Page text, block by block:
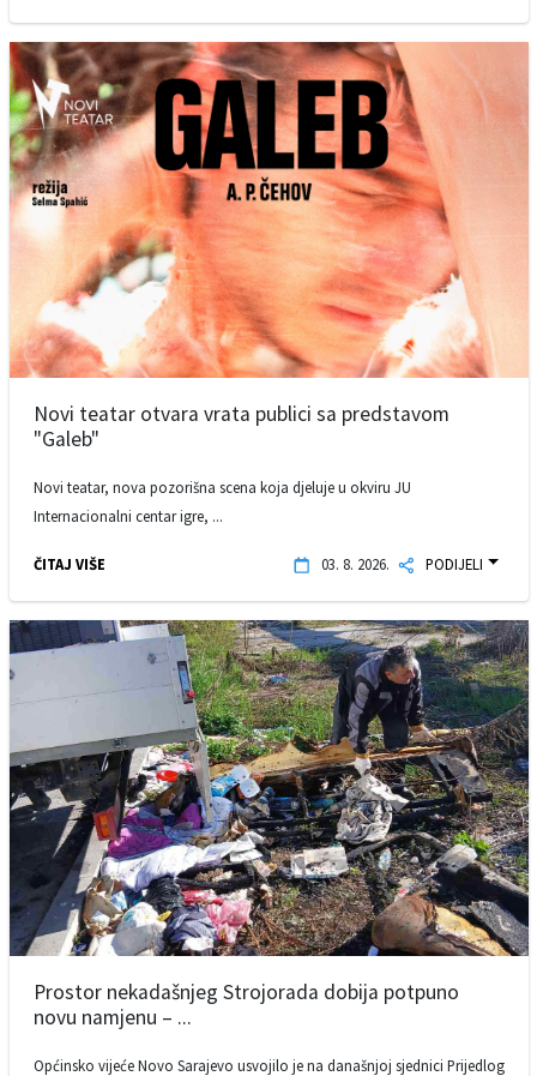
Novi teatar otvara vrata publici sa predstavom
"Galeb"
Novi teatar, nova pozorišna scena koja djeluje u okviru JU
Internacionalni centar igre, ...
ČITAJ VIŠE 03. 8. 2026. PODIJELI
Prostor nekadašnjeg Strojorada dobija potpuno
novu namjenu – ...
Općinsko vijeće Novo Sarajevo usvojilo je na današnjoj sjednici Prijedlog